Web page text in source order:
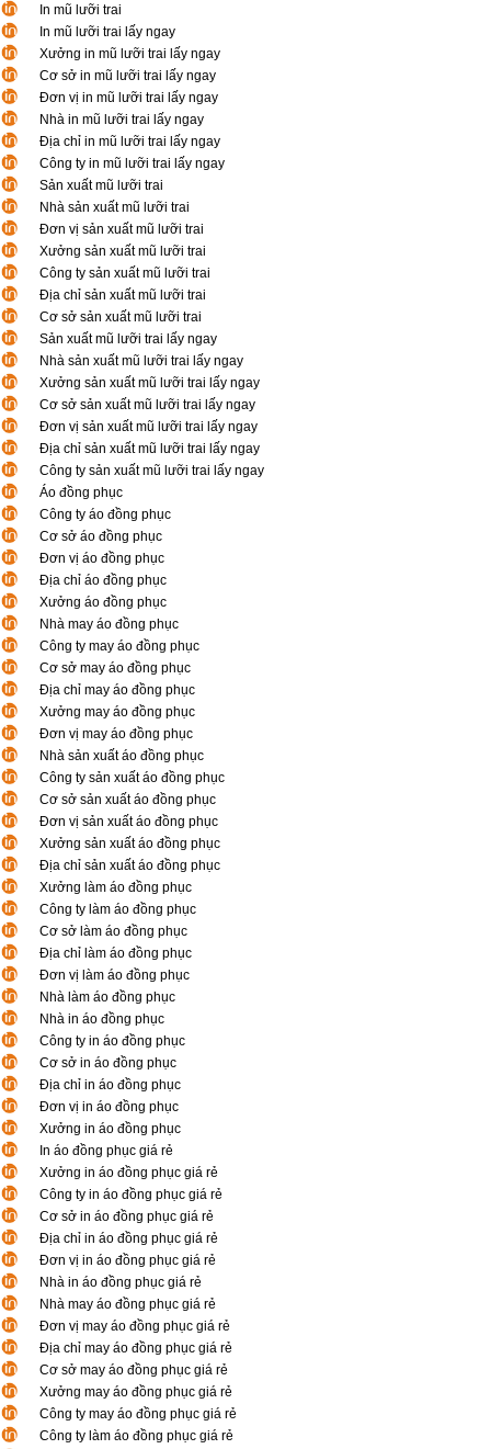
In mũ lưỡi trai
In mũ lưỡi trai lấy ngay
Xưởng in mũ lưỡi trai lấy ngay
Cơ sở in mũ lưỡi trai lấy ngay
Đơn vị in mũ lưỡi trai lấy ngay
Nhà in mũ lưỡi trai lấy ngay
Địa chỉ in mũ lưỡi trai lấy ngay
Công ty in mũ lưỡi trai lấy ngay
Sản xuất mũ lưỡi trai
Nhà sản xuất mũ lưỡi trai
Đơn vị sản xuất mũ lưỡi trai
Xưởng sản xuất mũ lưỡi trai
Công ty sản xuất mũ lưỡi trai
Địa chỉ sản xuất mũ lưỡi trai
Cơ sở sản xuất mũ lưỡi trai
Sản xuất mũ lưỡi trai lấy ngay
Nhà sản xuất mũ lưỡi trai lấy ngay
Xưởng sản xuất mũ lưỡi trai lấy ngay
Cơ sở sản xuất mũ lưỡi trai lấy ngay
Đơn vị sản xuất mũ lưỡi trai lấy ngay
Địa chỉ sản xuất mũ lưỡi trai lấy ngay
Công ty sản xuất mũ lưỡi trai lấy ngay
Áo đồng phục
Công ty áo đồng phục
Cơ sở áo đồng phục
Đơn vị áo đồng phục
Địa chỉ áo đồng phục
Xưởng áo đồng phục
Nhà may áo đồng phục
Công ty may áo đồng phục
Cơ sở may áo đồng phục
Địa chỉ may áo đồng phục
Xưởng may áo đồng phục
Đơn vị may áo đồng phục
Nhà sản xuất áo đồng phục
Công ty sản xuất áo đồng phục
Cơ sở sản xuất áo đồng phục
Đơn vị sản xuất áo đồng phục
Xưởng sản xuất áo đồng phục
Địa chỉ sản xuất áo đồng phục
Xưởng làm áo đồng phục
Công ty làm áo đồng phục
Cơ sở làm áo đồng phục
Địa chỉ làm áo đồng phục
Đơn vị làm áo đồng phục
Nhà làm áo đồng phục
Nhà in áo đồng phục
Công ty in áo đồng phục
Cơ sở in áo đồng phục
Địa chỉ in áo đồng phục
Đơn vị in áo đồng phục
Xưởng in áo đồng phục
In áo đồng phục giá rẻ
Xưởng in áo đồng phục giá rẻ
Công ty in áo đồng phục giá rẻ
Cơ sở in áo đồng phục giá rẻ
Địa chỉ in áo đồng phục giá rẻ
Đơn vị in áo đồng phục giá rẻ
Nhà in áo đồng phục giá rẻ
Nhà may áo đồng phục giá rẻ
Đơn vị may áo đồng phục giá rẻ
Địa chỉ may áo đồng phục giá rẻ
Cơ sở may áo đồng phục giá rẻ
Xưởng may áo đồng phục giá rẻ
Công ty may áo đồng phục giá rẻ
Công ty làm áo đồng phục giá rẻ